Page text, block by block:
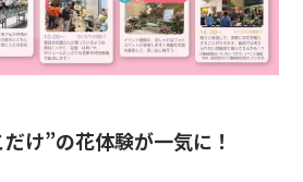
け”の花体験が一気に！